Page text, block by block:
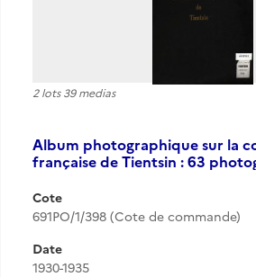
2 lots 39 medias
Album photographique sur la
française de Tientsin : 63
Cote
691PO/1/398 (Cote de commande)
Date
1930-1935